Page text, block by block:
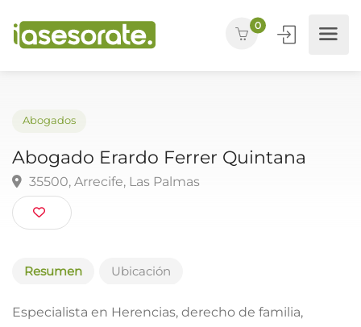
0
Abogado Erardo Ferrer Quintana
35500, Arrecife, Las Palmas
Resumen Ubicación
Especialista en Herencias, derecho de familia,